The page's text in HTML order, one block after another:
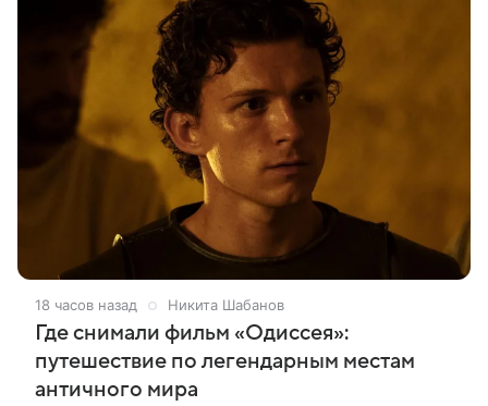
18 часов назад Никита Шабанов
Где снимали фильм «Одиссея»:
путешествие по легендарным местам
античного мира